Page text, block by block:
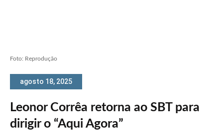
Foto: Reprodução
agosto 18, 2025
Leonor Corrêa retorna ao SBT para
dirigir o “Aqui Agora”